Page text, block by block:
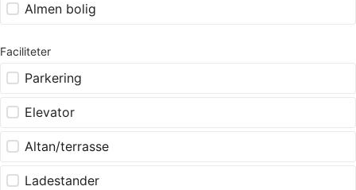
Almen bolig
Faciliteter
Parkering
Elevator
Altan/terrasse
Ladestander